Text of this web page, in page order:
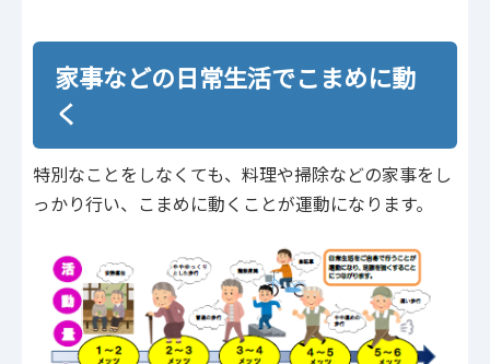
家事などの日常生活でこまめに動
く
特別なことをしなくても、料理や掃除などの家事をし
っかり行い、こまめに動くことが運動になります。